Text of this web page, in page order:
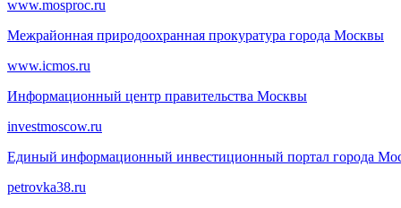
www.mosproc.ru
Межрайонная природоохранная прокуратура города Москвы
www.icmos.ru
Информационный центр правительства Москвы
investmoscow.ru
Единый информационный инвестиционный портал города
petrovka38.ru